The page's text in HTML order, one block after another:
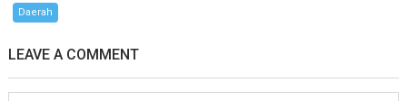
Daerah
LEAVE A COMMENT